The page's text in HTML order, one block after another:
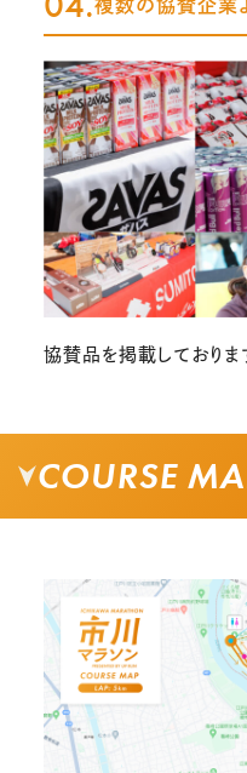
複数の協賛企業
協賛品を掲載しておりま
COURSE